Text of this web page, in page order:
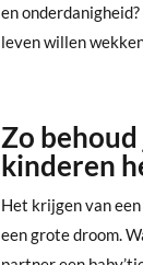
en
leven willen
Zo
kinderen
Het krijgen van
een grote droom.